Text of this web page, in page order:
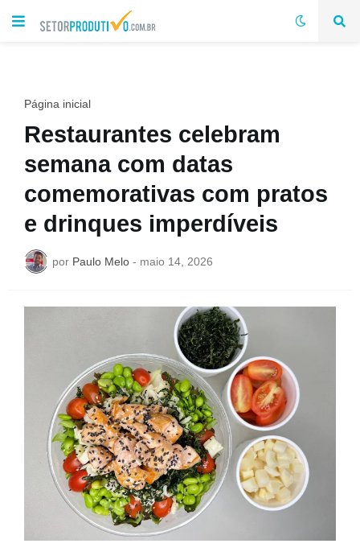
Página inicial
Restaurantes celebram
semana com datas
comemorativas com pratos
e drinques imperdíveis
por Paulo Melo - maio 14, 2026